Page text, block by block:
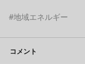
#地域エネルギー
コメント